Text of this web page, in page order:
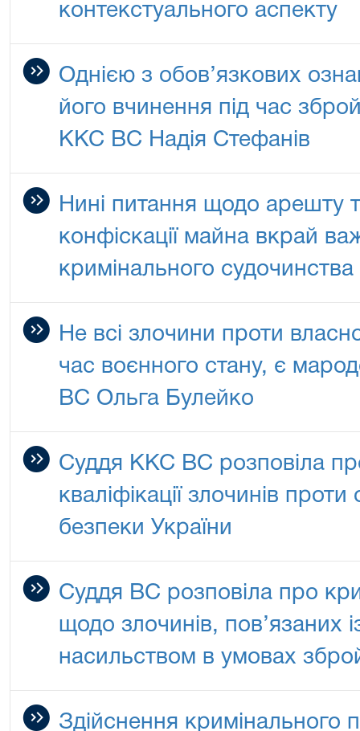
контекстуального аспекту
Однією з обов’язкових
його вчинення під час
ККС ВС Надія Стефанів
Нині питання щодо арешту
конфіскації майна вкрай
кримінального судочинства
Не всі злочини проти
час воєнного стану, є
ВС Ольга Булейко
Суддя ККС ВС розповіла
кваліфікації злочинів
безпеки України
Суддя ВС розповіла про
щодо злочинів, пов’язаних
насильством в умовах
Здійснення кримінального